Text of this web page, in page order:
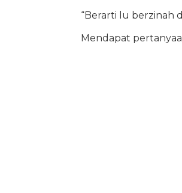
“Berarti lu berzinah
Mendapat